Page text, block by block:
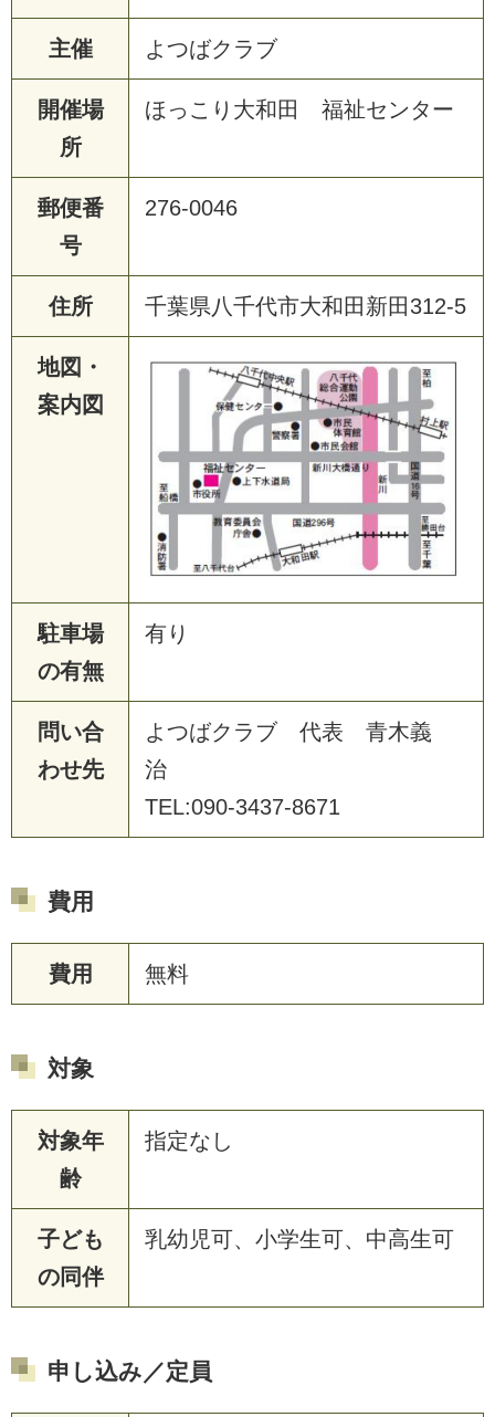
主催 よつばクラブ
開催場
所
ほっこり大和田 福祉センター
郵便番
号
276-0046
住所 千葉県八千代市大和田新田312-5
地図・
案内図
駐車場
の有無
有り
問い合
わせ先
よつばクラブ 代表 青木義
治
TEL:090-3437-8671
費用
費用 無料
対象
対象年
齢
指定なし
子ども
の同伴
乳幼児可、小学生可、中高生可
申し込み／定員